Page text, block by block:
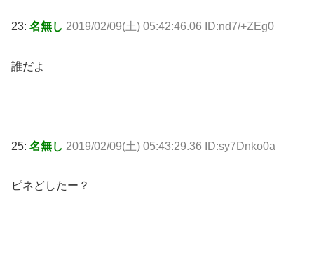
23: 名無し 2019/02/09(土) 05:42:46.06 ID:nd7/+ZEg0
誰だよ
25: 名無し 2019/02/09(土) 05:43:29.36 ID:sy7Dnko0a
ピネどしたー？